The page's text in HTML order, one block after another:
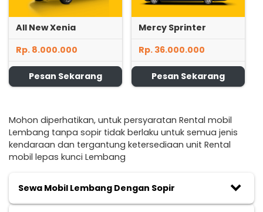
All New Xenia
Rp. 8.000.000
Pesan Sekarang
Mercy Sprinter
Rp. 36.000.000
Pesan Sekarang
Mohon diperhatikan, untuk persyaratan Rental mobil
Lembang tanpa sopir tidak berlaku untuk semua jenis
kendaraan dan tergantung ketersediaan unit Rental
mobil lepas kunci Lembang
Sewa Mobil Lembang Dengan Sopir keyboard_arrow_down